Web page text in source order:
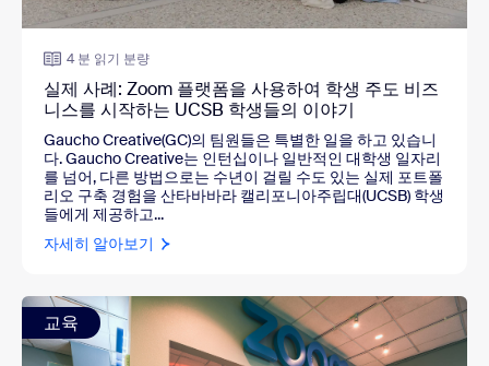
4 분 읽기 분량
실제 사례: Zoom 플랫폼을 사용하여 학생 주도 비즈
니스를 시작하는 UCSB 학생들의 이야기
Gaucho Creative(GC)의 팀원들은 특별한 일을 하고 있습니
다. Gaucho Creative는 인턴십이나 일반적인 대학생 일자리
를 넘어, 다른 방법으로는 수년이 걸릴 수도 있는 실제 포트폴
리오 구축 경험을 산타바바라 캘리포니아주립대(UCSB) 학생
들에게 제공하고...
자세히 알아보기
교육